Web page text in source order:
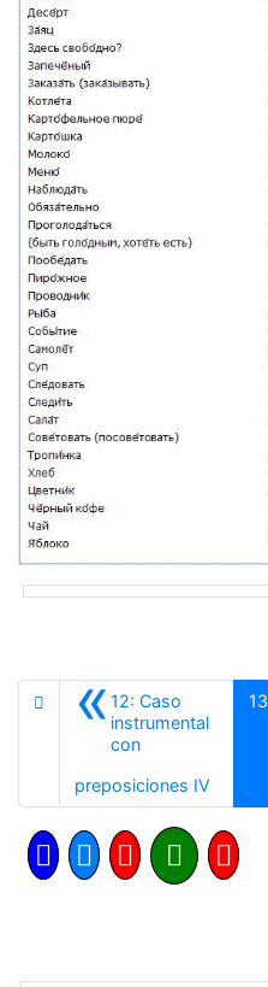
«12: Caso
instrumental
con
preposiciones IVAnterior
13